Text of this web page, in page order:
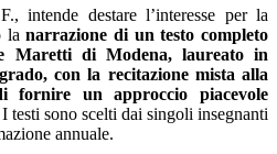
intende destare l’interesse per la
lanarrazione di un testo completo
Maretti di Modena, laureato in
con la recitazione mista alla
un approccio piacevole
I testi sono scelti dai singoli insegnanti
annuale.